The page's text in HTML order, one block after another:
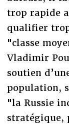
trop rapide
qualifier
"classe
Vladimir
soutien
population,
"la Russie
stratégique,